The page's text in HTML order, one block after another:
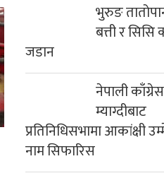
भुरुङ
बत्ती र सिसि
जडान
नेपाली काँग्रेस
म्याग्दीबाट
प्रतिनिधिसभामा आकांक्षी
नाम सिफारिस